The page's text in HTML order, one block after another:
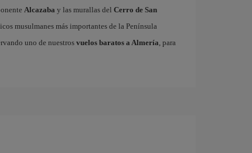
Alcazaba y las murallas del Cerro de San
musulmanes más importantes de la Península
uno de nuestros vuelos baratos a Almería, para